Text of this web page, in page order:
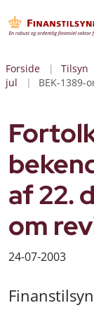
Forside Tilsyn
jul
BEK-1389-
af 22.
om
24-07-2003